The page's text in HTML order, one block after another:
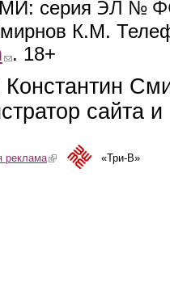
серия ЭЛ №
К.М.
(link sends e-mail)
. 18+
Константин
сайта
реклама(link is external)«Три-В»